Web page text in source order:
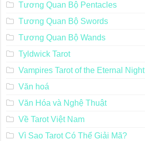
Tương Quan Bộ Pentacles
Tương Quan Bộ Swords
Tương Quan Bộ Wands
Tyldwick Tarot
Vampires Tarot of the Eternal Night
Văn hoá
Văn Hóa và Nghệ Thuật
Về Tarot Việt Nam
Vì Sao Tarot Có Thể Giải Mã?